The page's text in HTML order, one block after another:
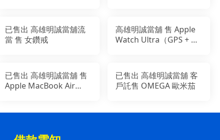
已售出 高雄明誠當舖流
當 售 女鑽戒
高雄明誠當舖 售 Apple
Watch Ultra（GPS + 行
已售出 高雄明誠當舖 售
Apple MacBook Air
已售出 高雄明誠當舖 客
戶託售 OMEGA 歐米茄